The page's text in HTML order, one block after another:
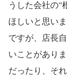
うした会社の"
ほしいと思いま
ですが、店長
いことがあり
だったり、そ